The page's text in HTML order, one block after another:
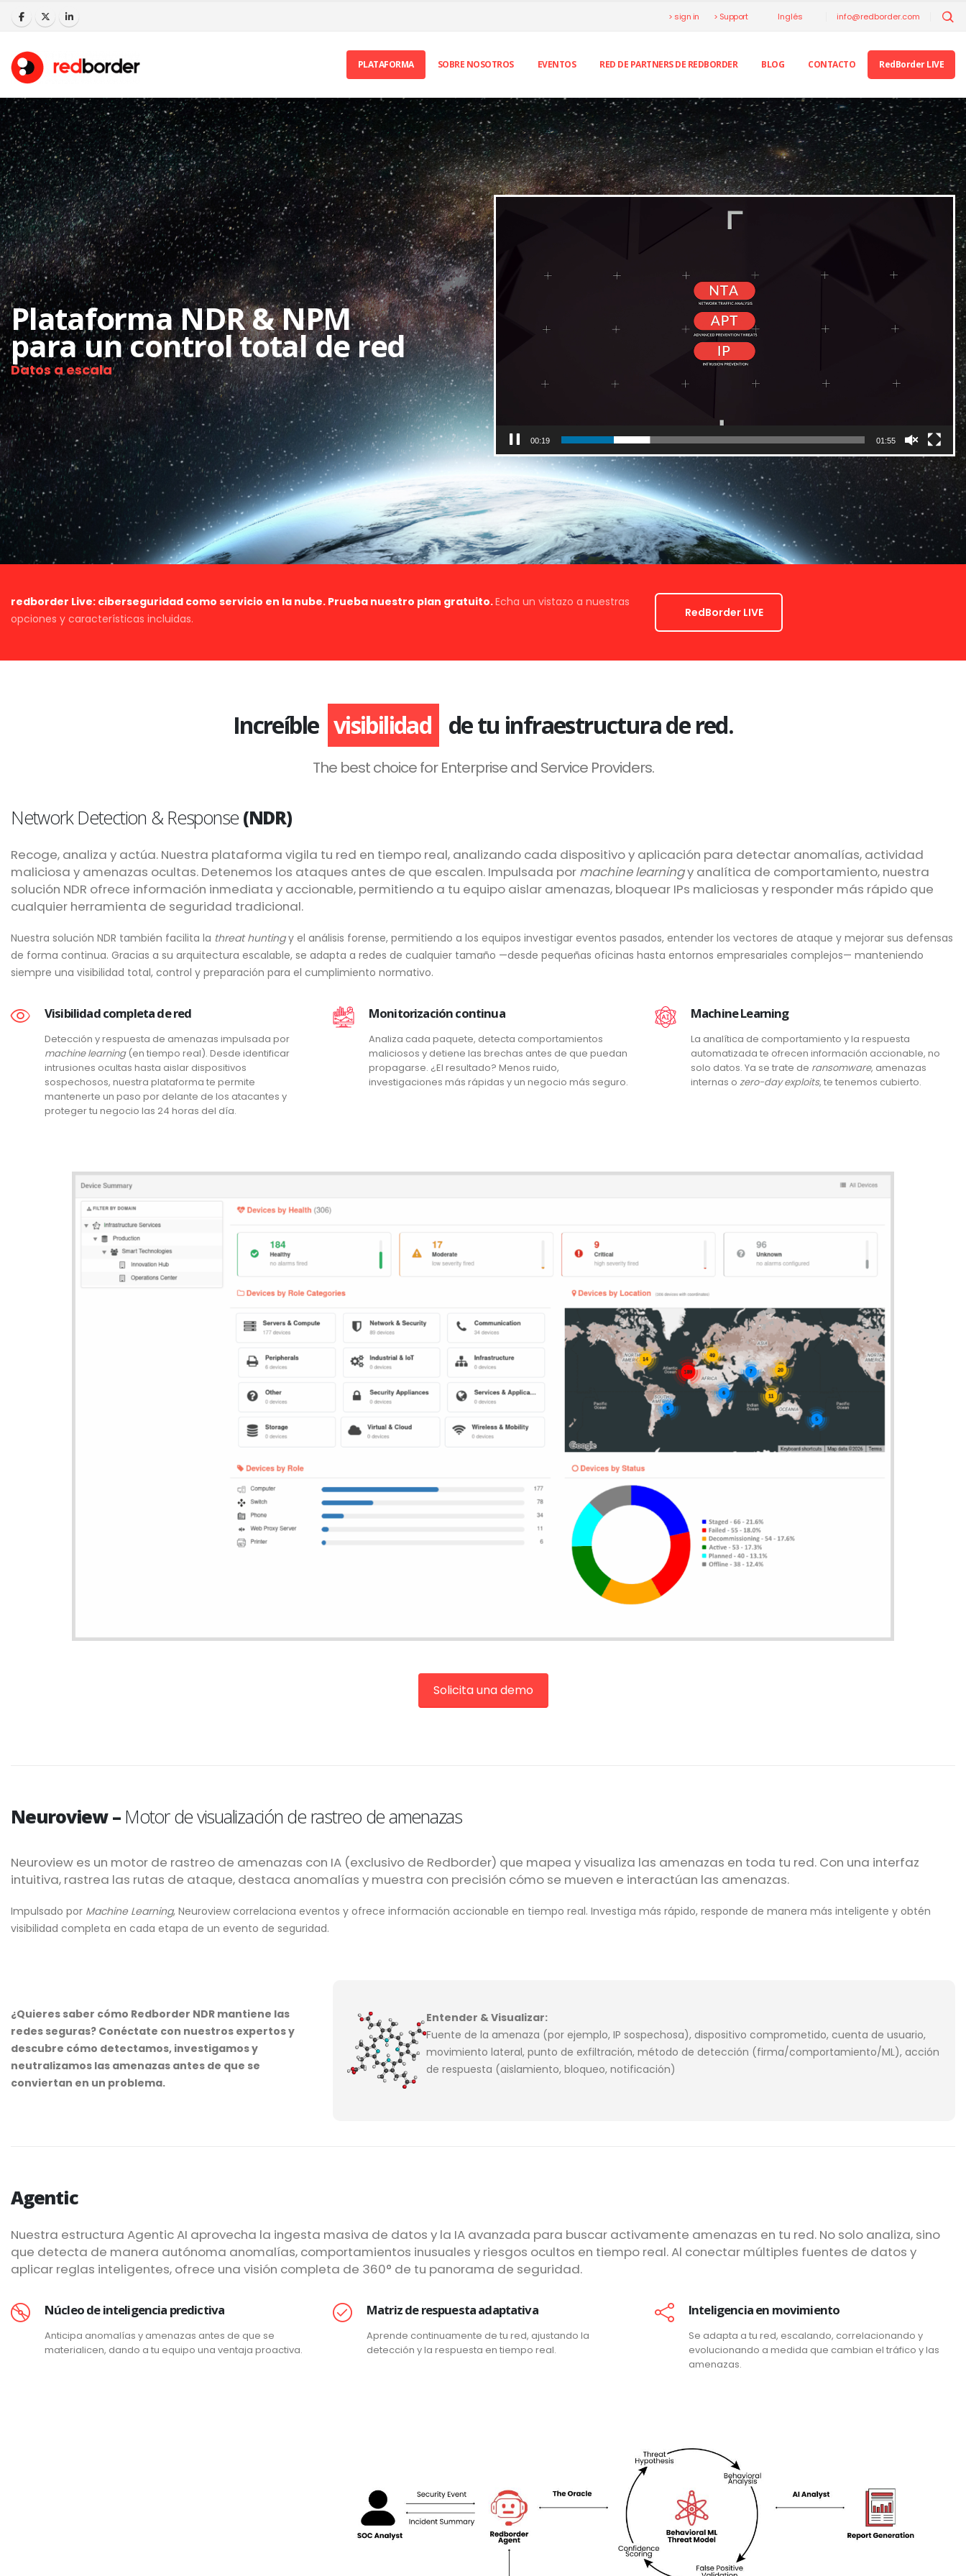
> sign in > Support Inglés info@redborder.com
PLATAFORMA SOBRE NOSOTROS EVENTOS RED DE PARTNERS DE REDBORDER BLOG CONTACTO RedBorder LIVE
Plataforma NDR & NPM
para un control total de red
Datos a escala
00:21 01:55
redborder Live: ciberseguridad como servicio en la nube. Prueba nuestro plan gratuito.Echa un vistazo a nuestras
opciones y características incluidas.
RedBorder LIVE
Increíble visibilidad de tu infraestructura de red.
The best choice for Enterprise and Service Providers.
Network Detection & Response (NDR)
Recoge, analiza y actúa. Nuestra plataforma vigila tu red en tiempo real, analizando cada dispositivo y aplicación para detectar anomalías, actividad
maliciosa y amenazas ocultas. Detenemos los ataques antes de que escalen. Impulsada por machine learningy analítica de comportamiento, nuestra
solución NDR ofrece información inmediata y accionable, permitiendo a tu equipo aislar amenazas, bloquear IPs maliciosas y responder más rápido que
cualquier herramienta de seguridad tradicional.
Nuestra solución NDR también facilita la threat huntingy el análisis forense, permitiendo a los equipos investigar eventos pasados, entender los vectores de ataque y mejorar sus defensas
de forma continua. Gracias a su arquitectura escalable, se adapta a redes de cualquier tamaño —desde pequeñas oficinas hasta entornos empresariales complejos— manteniendo
siempre una visibilidad total, control y preparación para el cumplimiento normativo.
Visibilidad completa de red
Detección y respuesta de amenazas impulsada por
machine learning(en tiempo real). Desde identificar
intrusiones ocultas hasta aislar dispositivos
sospechosos, nuestra plataforma te permite
mantenerte un paso por delante de los atacantes y
proteger tu negocio las 24 horas del día.
Monitorización continua
Analiza cada paquete, detecta comportamientos
maliciosos y detiene las brechas antes de que puedan
propagarse. ¿El resultado? Menos ruido,
investigaciones más rápidas y un negocio más seguro.
Machine Learning
La analítica de comportamiento y la respuesta
automatizada te ofrecen información accionable, no
solo datos. Ya se trate de ransomware, amenazas
internas o zero-day exploits, te tenemos cubierto.
Solicita una demo
Neuroview –Motor de visualización de rastreo de amenazas
Neuroview es un motor de rastreo de amenazas con IA (exclusivo de Redborder) que mapea y visualiza las amenazas en toda tu red. Con una interfaz
intuitiva, rastrea las rutas de ataque, destaca anomalías y muestra con precisión cómo se mueven e interactúan las amenazas.
Impulsado por Machine Learning, Neuroview correlaciona eventos y ofrece información accionable en tiempo real. Investiga más rápido, responde de manera más inteligente y obtén
visibilidad completa en cada etapa de un evento de seguridad.
¿Quieres saber cómo Redborder NDR mantiene las
redes seguras? Conéctate con nuestros expertos y
descubre cómo detectamos, investigamos y
neutralizamos las amenazas antes de que se
conviertan en un problema.
Entender & Visualizar:
Fuente de la amenaza (por ejemplo, IP sospechosa), dispositivo comprometido, cuenta de usuario,
movimiento lateral, punto de exfiltración, método de detección (firma/comportamiento/ML), acción
de respuesta (aislamiento, bloqueo, notificación)
Agentic
Nuestra estructura Agentic AI aprovecha la ingesta masiva de datos y la IA avanzada para buscar activamente amenazas en tu red. No solo analiza, sino
que detecta de manera autónoma anomalías, comportamientos inusuales y riesgos ocultos en tiempo real. Al conectar múltiples fuentes de datos y
aplicar reglas inteligentes, ofrece una visión completa de 360° de tu panorama de seguridad.
Núcleo de inteligencia predictiva
Anticipa anomalías y amenazas antes de que se
materialicen, dando a tu equipo una ventaja proactiva.
Matriz de respuesta adaptativa
Aprende continuamente de tu red, ajustando la
detección y la respuesta en tiempo real.
Inteligencia en movimiento
Se adapta a tu red, escalando, correlacionando y
evolucionando a medida que cambian el tráfico y las
amenazas.